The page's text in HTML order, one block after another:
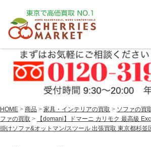
HOME > 商品 > 家具・インテリアの買取 > ソファの買
ファの買取 >
【domani】ドマーニ カリモク 最高級
掛けソファ&オットマン/スツール 出張買取 東京都杉並